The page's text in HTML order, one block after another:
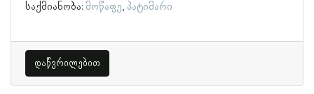
საქმიანობა: მოწაფე პატიმარი
დაწვრილებით